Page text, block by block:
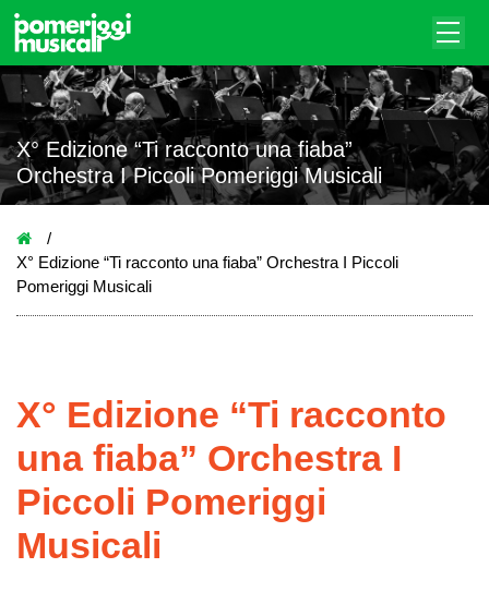
X° Edizione “Ti racconto una fiaba”
Orchestra I Piccoli Pomeriggi Musicali
X° Edizione “Ti racconto una fiaba” Orchestra I Piccoli
Pomeriggi Musicali
X° Edizione “Ti racconto
una fiaba” Orchestra I
Piccoli Pomeriggi
Musicali